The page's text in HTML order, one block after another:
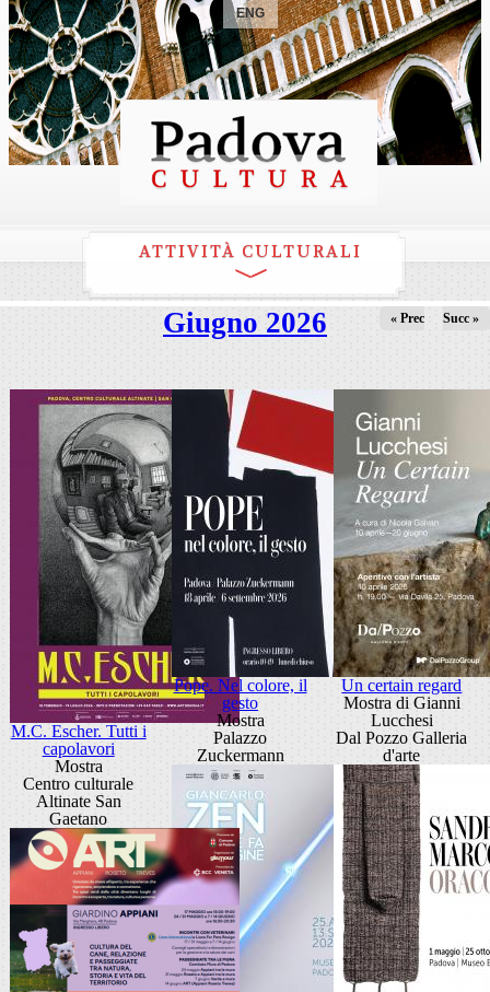
ENG
ATTIVITÀ CULTURALI
Giugno 2026 « Prec Succ »
M.C. Escher. Tutti i
capolavori
Mostra
Centro culturale
Altinate San
Gaetano
Pope. Nel colore, il
gesto
Mostra
Palazzo
Zuckermann
Un certain regard
Mostra di Gianni
Lucchesi
Dal Pozzo Galleria
d'arte